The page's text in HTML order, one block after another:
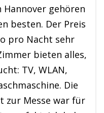
gehören
besten. Der Preis
pro Nacht sehr
bieten alles,
TV, WLAN,
Die
zur Messe war für